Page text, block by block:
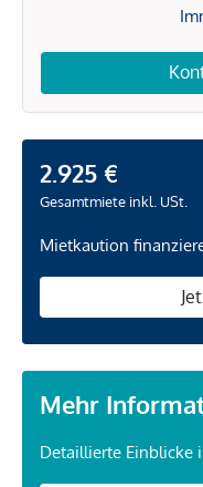
2.925 €
Gesamtmiete inkl. USt.
Mietkaution
Mehr
Detaillierte Einblicke